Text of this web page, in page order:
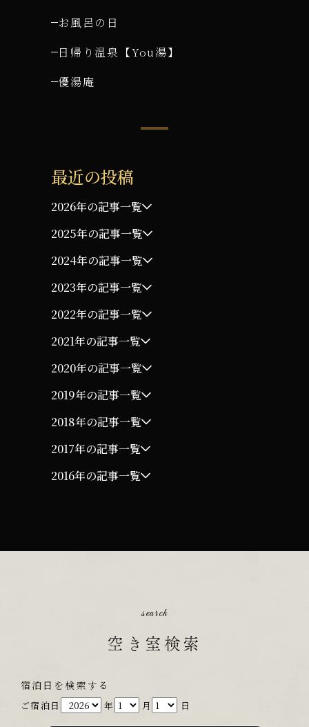
お風呂の日
日帰り温泉【You湯】
優湯庵
最近の投稿
2026年の記事一覧
2025年の記事一覧
2024年の記事一覧
2023年の記事一覧
2022年の記事一覧
2021年の記事一覧
2020年の記事一覧
2019年の記事一覧
2018年の記事一覧
2017年の記事一覧
2016年の記事一覧
search
空き室検索
宿泊日を検索する
ご宿泊日 年 月 日